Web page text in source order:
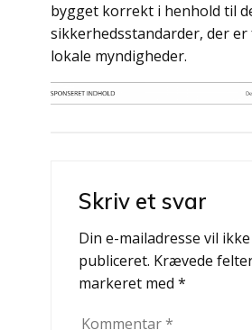
bygget korrekt i henhold til
sikkerhedsstandarder, der er
lokale myndigheder.
Skriv et svar
Din e-mailadresse vil
publiceret. Krævede
markeret med *
Kommentar*